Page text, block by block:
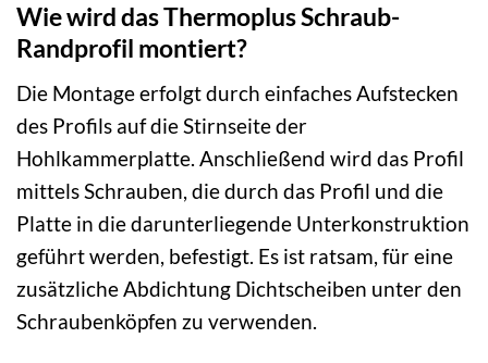
Wie wird das Thermoplus Schraub-
Randprofil montiert?
Die Montage erfolgt durch einfaches Aufstecken
des Profils auf die Stirnseite der
Hohlkammerplatte. Anschließend wird das Profil
mittels Schrauben, die durch das Profil und die
Platte in die darunterliegende Unterkonstruktion
geführt werden, befestigt. Es ist ratsam, für eine
zusätzliche Abdichtung Dichtscheiben unter den
Schraubenköpfen zu verwenden.